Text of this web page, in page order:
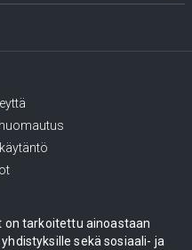
on tarkoitettu ainoastaan
sekä sosiaali- ja